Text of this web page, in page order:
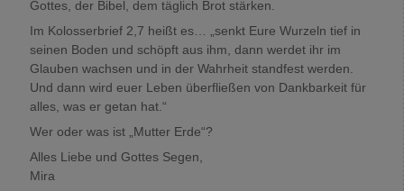
Gottes, der Bibel, dem täglich Brot stärken.
Im Kolosserbrief 2,7 heißt es… „senkt Eure Wurzeln tief in
seinen Boden und schöpft aus ihm, dann werdet ihr im
Glauben wachsen und in der Wahrheit standfest werden.
Und dann wird euer Leben überfließen von Dankbarkeit für
alles, was er getan hat.“
Wer oder was ist „Mutter Erde“?
Alles Liebe und Gottes Segen,
Mira